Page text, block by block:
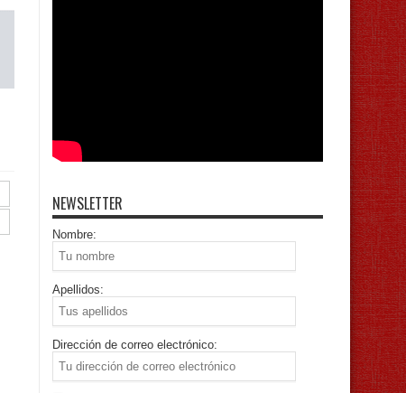
NEWSLETTER
Nombre:
Apellidos:
Dirección de correo electrónico: